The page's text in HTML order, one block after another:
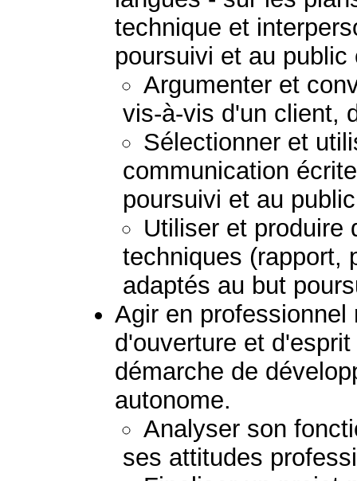
technique et
poursuivi et au public
Argumenter et
vis-à-vis d'un client,
Sélectionner et
communication
poursuivi et au
Utiliser et produire
techniques (rapport,
adaptés au but
Agir en
d'ouverture et
démarche de
autonome.
Analyser son
ses attitudes